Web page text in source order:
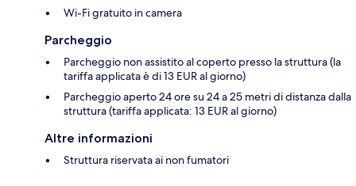
Wi-Fi gratuito in camera
Parcheggio
Parcheggio non assistito al coperto presso la struttura (la
tariffa applicata è di 13 EUR al giorno)
Parcheggio aperto 24 ore su 24 a 25 metri di distanza dalla
struttura (tariffa applicata: 13 EUR al giorno)
Altre informazioni
Struttura riservata ai non fumatori